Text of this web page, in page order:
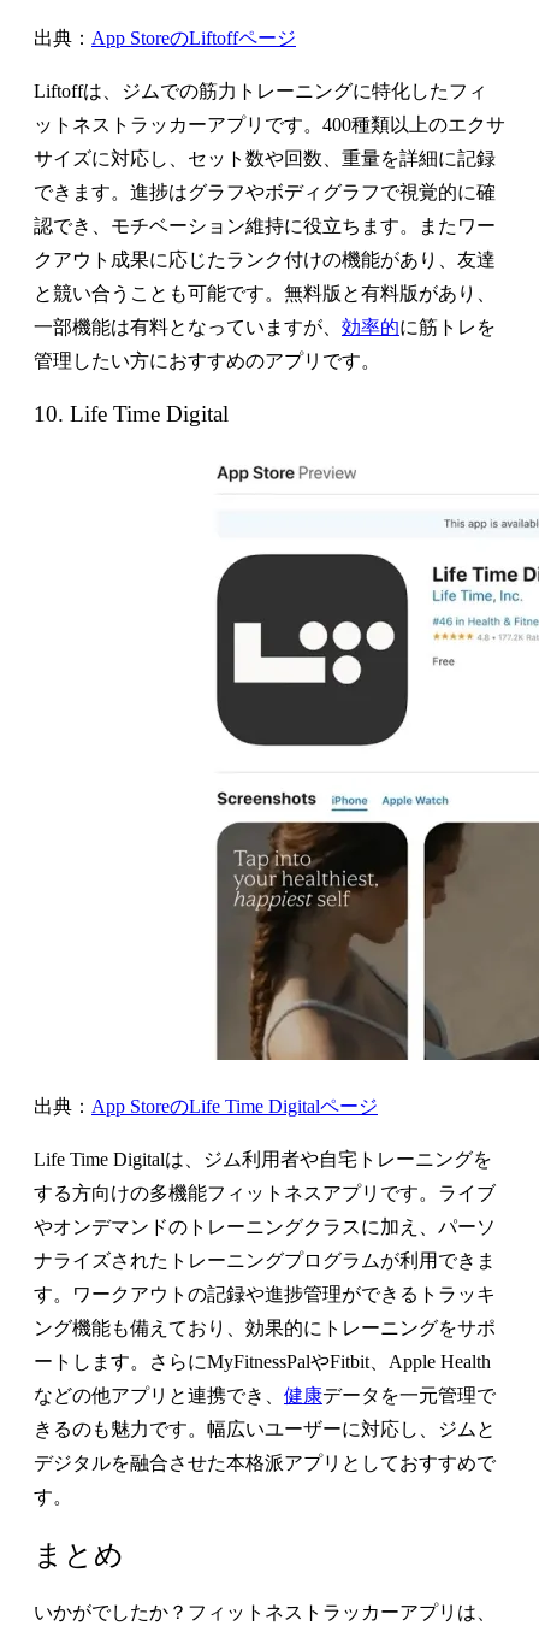
出典： App StoreのLiftoffページ
Liftoffは、ジムでの筋力トレーニングに特化したフィ
ットネストラッカーアプリです。400種類以上のエクサ
サイズに対応し、セット数や回数、重量を詳細に記録
できます。進捗はグラフやボディグラフで視覚的に確
認でき、モチベーション維持に役立ちます。またワー
クアウト成果に応じたランク付けの機能があり、友達
と競い合うことも可能です。無料版と有料版があり、
一部機能は有料となっていますが、 効率的に筋トレを
管理したい方におすすめのアプリです。
10. Life Time Digital
出典： App StoreのLife Time Digitalページ
Life Time Digitalは、ジム利用者や自宅トレーニングを
する方向けの多機能フィットネスアプリです。ライブ
やオンデマンドのトレーニングクラスに加え、パーソ
ナライズされたトレーニングプログラムが利用できま
す。ワークアウトの記録や進捗管理ができるトラッキ
ング機能も備えており、効果的にトレーニングをサポ
ートします。さらにMyFitnessPalやFitbit、Apple Health
などの他アプリと連携でき、 健康データを一元管理で
きるのも魅力です。幅広いユーザーに対応し、ジムと
デジタルを融合させた本格派アプリとしておすすめで
す。
まとめ
いかがでしたか？フィットネストラッカーアプリは、